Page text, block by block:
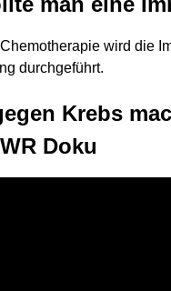
wird die
durchgeführt.
Krebs
Doku